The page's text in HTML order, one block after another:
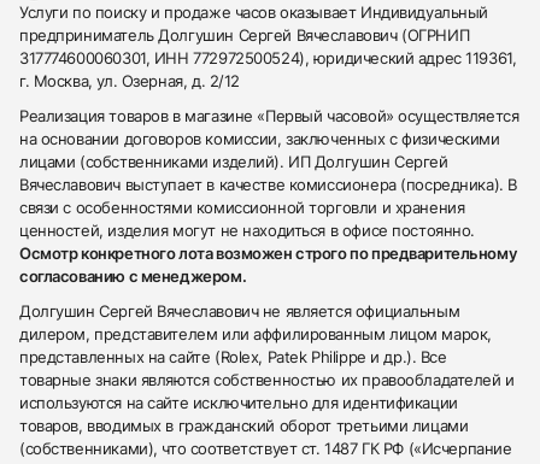
Услуги по поиску и продаже часов оказывает Индивидуальный
предприниматель Долгушин Сергей Вячеславович (ОГРНИП
317774600060301, ИНН 772972500524), юридический адрес 119361,
г. Москва, ул. Озерная, д. 2/12
Реализация товаров в магазине «Первый часовой» осуществляется
на основании договоров комиссии, заключенных с физическими
лицами (собственниками изделий). ИП Долгушин Сергей
Вячеславович выступает в качестве комиссионера (посредника). В
связи с особенностями комиссионной торговли и хранения
ценностей, изделия могут не находиться в офисе постоянно.
Осмотр конкретного лота возможен строго по предварительному
согласованию с менеджером.
Долгушин Сергей Вячеславович не является официальным
дилером, представителем или аффилированным лицом марок,
представленных на сайте (Rolex, Patek Philippe и др.). Все
товарные знаки являются собственностью их правообладателей и
используются на сайте исключительно для идентификации
товаров, вводимых в гражданский оборот третьими лицами
(собственниками), что соответствует ст. 1487 ГК РФ («Исчерпание